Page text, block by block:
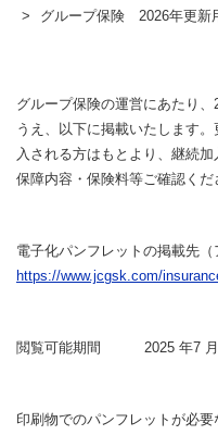
グループ保険 2026年更新
グループ保険の運営にあたり
うえ、以下に掲載いたします
入される方はもとより、継続
保障内容・保険料等ご確認くだ
電子化パンフレットの掲載先（
https://www.jcgsk.com/
閲覧可能期間 2025 年7 月1
印刷物でのパンフレットが必